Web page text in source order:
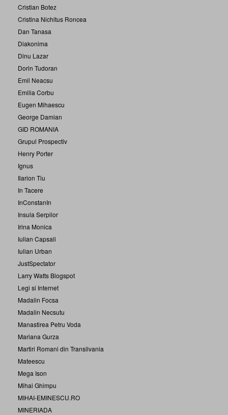
Cristian Botez
Cristina Nichitus Roncea
Dan Tanasa
Diakonima
Dinu Lazar
Dorin Tudoran
Emil Neacsu
Emilia Corbu
Eugen Mihaescu
George Damian
GID ROMANIA
Grupul Prospectiv
Henry Porter
Ignus
Ilarion Tiu
In Tacere
InConstanIn
Insula Serpilor
Irina Monica
Iulian Capsali
Iulian Urban
JustSpectator
Larry Watts Blogspot
Legi si Internet
Madalin Focsa
Madalin Necsutu
Manastirea Petru Voda
Mariana Gurza
Martiri Romani din Transilvania
Mateescu
Mega Ison
Mihai Ghimpu
MIHAI-EMINESCU.RO
MINERIADA